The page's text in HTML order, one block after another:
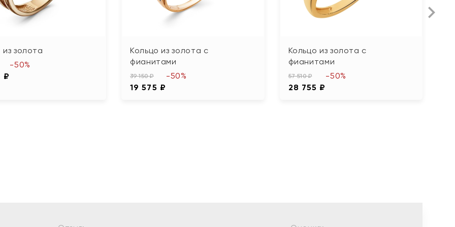
из золота
₽
-50%
Кольцо из золота с
фианитами
39 150 ₽
19 575 ₽
-50%
Кольцо из золота с
фианитами
57 510 ₽
28 755 ₽
-50%